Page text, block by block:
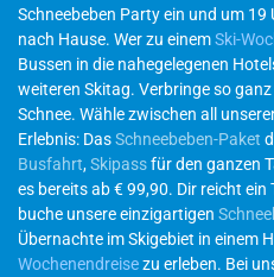
Schneebeben Party ein und um
nach Hause. Wer zu einemSki-
Bussen in die nahegelegenen
weiteren Skitag. Verbringe so
Schnee. Wähle zwischen all
Erlebnis: DasSchneebeben-Paket
Busfahrt,Skipassfür den ganzen
es bereits ab € 99,90. Dir reicht ein
buche unsere einzigartigen
Übernachte im Skigebiet in einem
Wochenendreisezu erleben. Bei